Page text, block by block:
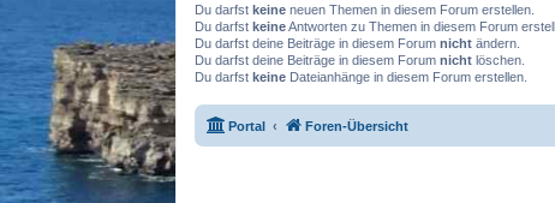
Du darfst keine neuen Themen in diesem Forum erstellen.
Du darfst keineAntworten zu Themen in diesem Forum
Du darfst deine Beiträge in diesem Forum nicht ändern.
Du darfst deine Beiträge in diesem Forum nicht löschen.
Du darfst keine Dateianhänge in diesem Forum erstellen.
Portal Foren-Übersicht